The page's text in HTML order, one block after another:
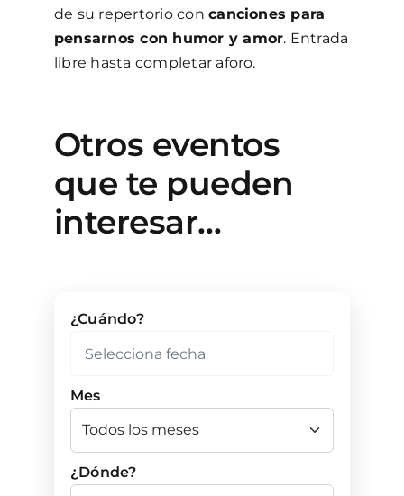
de su repertorio concanciones para
pensarnos con humor y amor. Entrada
libre hasta completar aforo.
Otros eventos
que te pueden
interesar…
¿Cuándo?
Mes
¿Dónde?